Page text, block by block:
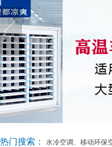
热门搜索： 水冷空调、移动环保